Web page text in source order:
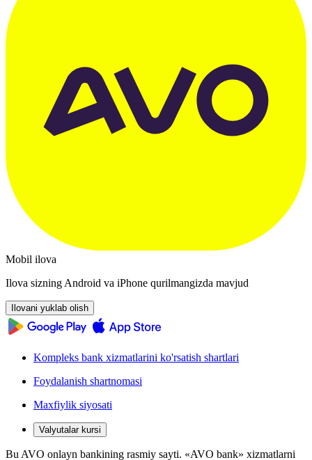
Mobil ilova
Ilova sizning Android va iPhone qurilmangizda mavjud
Ilovani yuklab olish
Kompleks bank xizmatlarini ko'rsatish shartlari
Foydalanish shartnomasi
Maxfiylik siyosati
Valyutalar kursi
Bu AVO onlayn bankining rasmiy sayti. «AVO bank» xizmatlarni